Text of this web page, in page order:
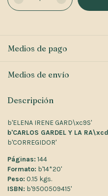
Medios de pago
Medios de envío
Descripción
b'ELENA IRENE GARD\xc9S'
b'CARLOS GARDEL Y LA
b'CORREGIDOR'
Páginas: 144
Formato: b'14*20'
Peso: 0.15 kgs.
ISBN: b'9500509415'